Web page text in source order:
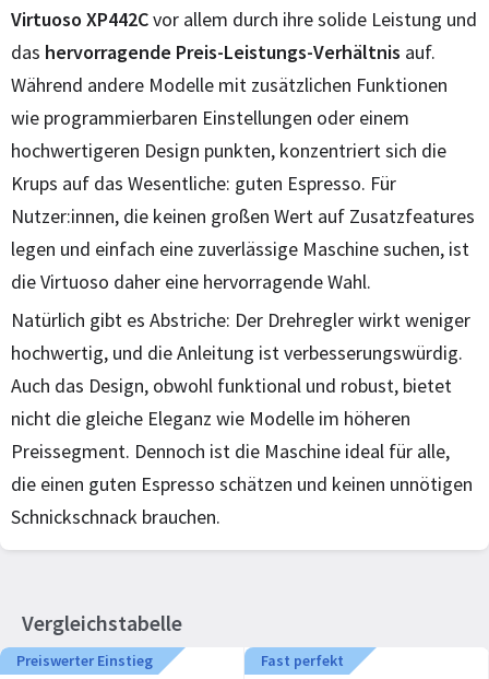
Virtuoso XP442Cvor allem durch ihre solide Leistung und
das hervorragende Preis-Leistungs-Verhältnis auf.
Während andere Modelle mit zusätzlichen Funktionen
wie programmierbaren Einstellungen oder einem
hochwertigeren Design punkten, konzentriert sich die
Krups auf das Wesentliche: guten Espresso. Für
Nutzer:innen, die keinen großen Wert auf Zusatzfeatures
legen und einfach eine zuverlässige Maschine suchen, ist
die Virtuoso daher eine hervorragende Wahl.
Natürlich gibt es Abstriche: Der Drehregler wirkt weniger
hochwertig, und die Anleitung ist verbesserungswürdig.
Auch das Design, obwohl funktional und robust, bietet
nicht die gleiche Eleganz wie Modelle im höheren
Preissegment. Dennoch ist die Maschine ideal für alle,
die einen guten Espresso schätzen und keinen unnötigen
Schnickschnack brauchen.
Vergleichstabelle
Preiswerter Einstieg Fast perfekt